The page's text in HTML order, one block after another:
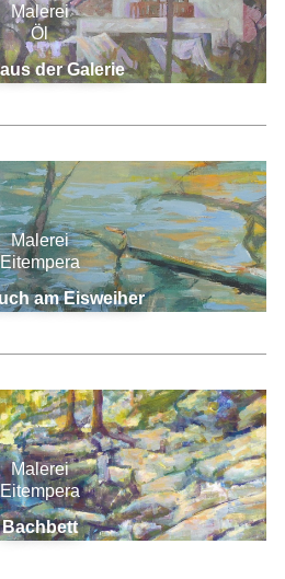
der Galerie
Malerei
Öl
am Eisweiher
Malerei
Eitempera
Bachbett
Malerei
Eitempera